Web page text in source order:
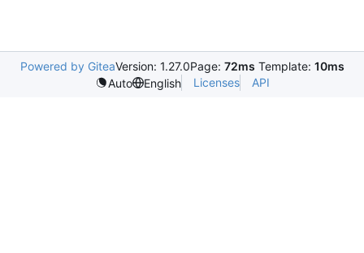
Powered by GiteaVersion: 1.27.0Page: 72ms Template: 10ms
Auto
English Licenses API